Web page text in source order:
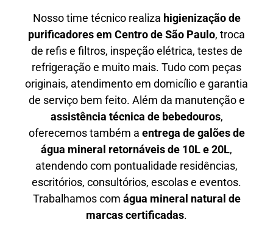
Nosso time técnico realiza higienização de
purificadores em Centro de São Paulo, troca
de refis e filtros, inspeção elétrica, testes de
refrigeração e muito mais. Tudo com peças
originais, atendimento em domicílio e garantia
de serviço bem feito. Além da manutenção e
assistência técnica de bebedouros,
oferecemos também a entrega de galões de
água mineral retornáveis de 10L e 20L,
atendendo com pontualidade residências,
escritórios, consultórios, escolas e eventos.
Trabalhamos com água mineral natural de
marcas certificadas.